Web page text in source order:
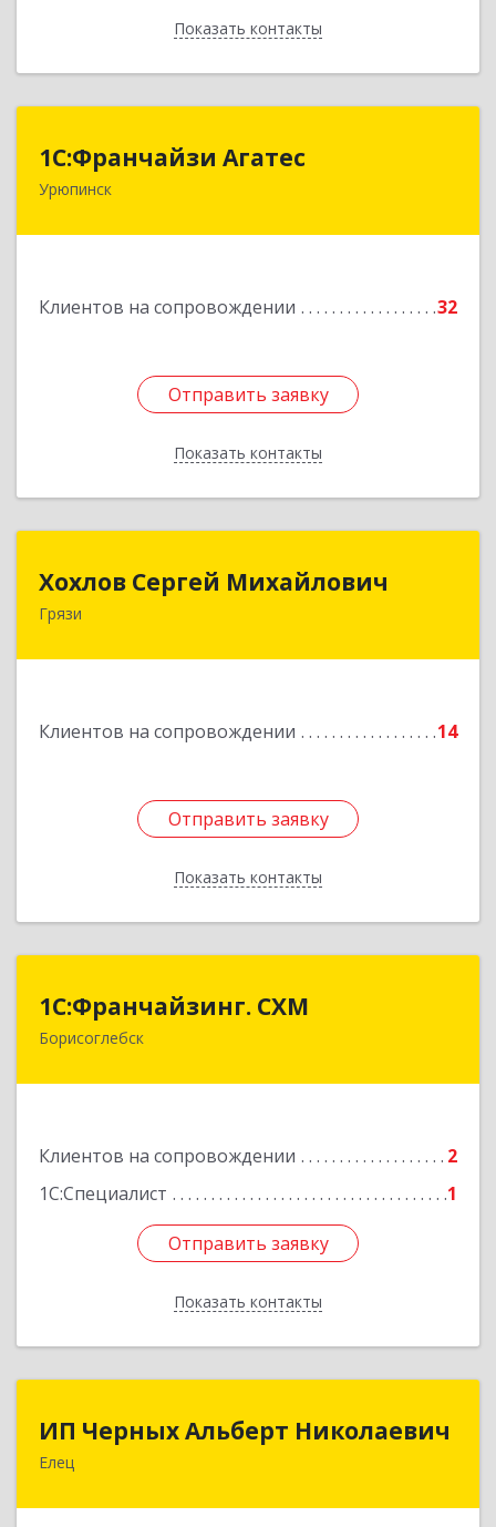
Показать контакты
Назад
1С:Франчайзи Агатес
Урюпинск
Клиентов на сопровождении 32
Отправить заявку
Показать контакты
403113, Волгоградская обл, Урюпинск г, Ленина
Отправить заявку
Назад
Хохлов Сергей Михайлович
Грязи
Клиентов на сопровождении 14
Отправить заявку
Показать контакты
Хохлов Сергей Михайлович
Отправить заявку
Назад
1С:Франчайзинг. СХМ
Борисоглебск
Клиентов на сопровождении
2
1С:Специалист
1
Отправить заявку
Показать контакты
397165, Воронежская обл, Борисоглебский р-н,
Отправить заявку
Назад
ИП Черных Альберт Николаевич
Елец
ИП Черных Альберт Николаевич
399771, Липецкая обл, Елец г, Н.Гусевой ул, 56А